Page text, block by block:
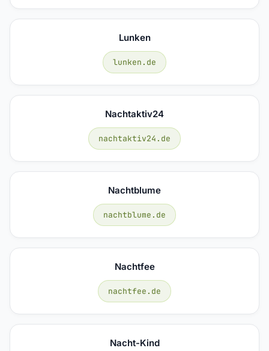
Lunken
lunken.de
Nachtaktiv24
nachtaktiv24.de
Nachtblume
nachtblume.de
Nachtfee
nachtfee.de
Nacht-Kind